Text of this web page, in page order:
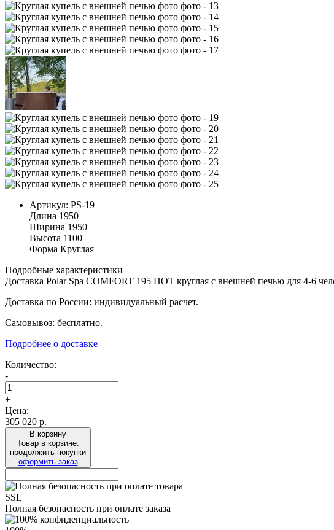
Артикул: PS-19
Длина 1950
Ширина 1950
Высота 1100
Форма Круглая
Подробные характеристики
Доставка Polar Spa COMFORT 195 HOT круглая с внешней печью для 4-6
Доставка по России: индивидуальный расчет.
Самовывоз: бесплатно.
Подробнее о доставке
Количество:
-
+
Цена:
305 020 р.
В корзину
Товар в корзине.
продолжить покупки
оформить заказ
SSL
Полная безопасность при оплате заказа